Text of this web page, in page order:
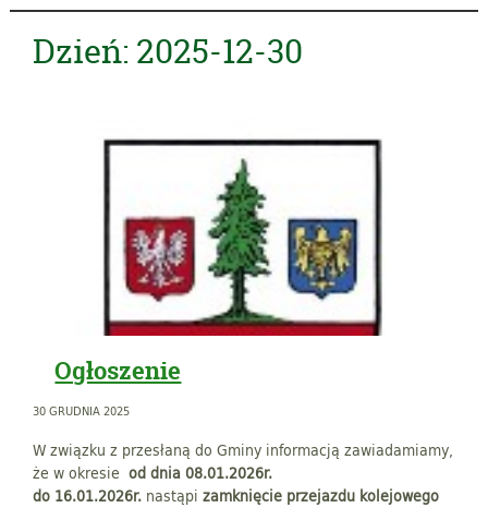
Dzień: 2025-12-30
Ogłoszenie
30 GRUDNIA 2025
W związku z przesłaną do Gminy informacją zawiadamiamy,
że w okresieod dnia 08.01.2026r.
do 16.01.2026r. nastąpizamknięcie przejazdu kolejowego